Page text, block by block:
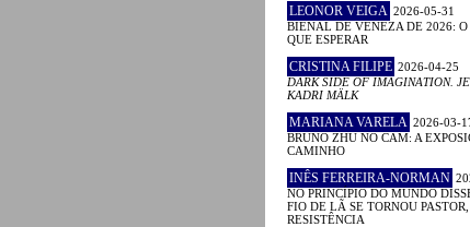
LEONOR VEIGA 2026-05-31
BIENAL DE VENEZA DE 2026: O
QUE ESPERAR
CRISTINA FILIPE 2026-04-25
DARK SIDE OF IMAGINATION.
KADRI MÄLK
MARIANA VARELA 2026-03-
BRUNO ZHU NO CAM: A
CAMINHO
INÊS FERREIRA-NORMAN
NO PRINCÍPIO DO MUNDO
FIO DE LÃ SE TORNOU
RESISTÊNCIA